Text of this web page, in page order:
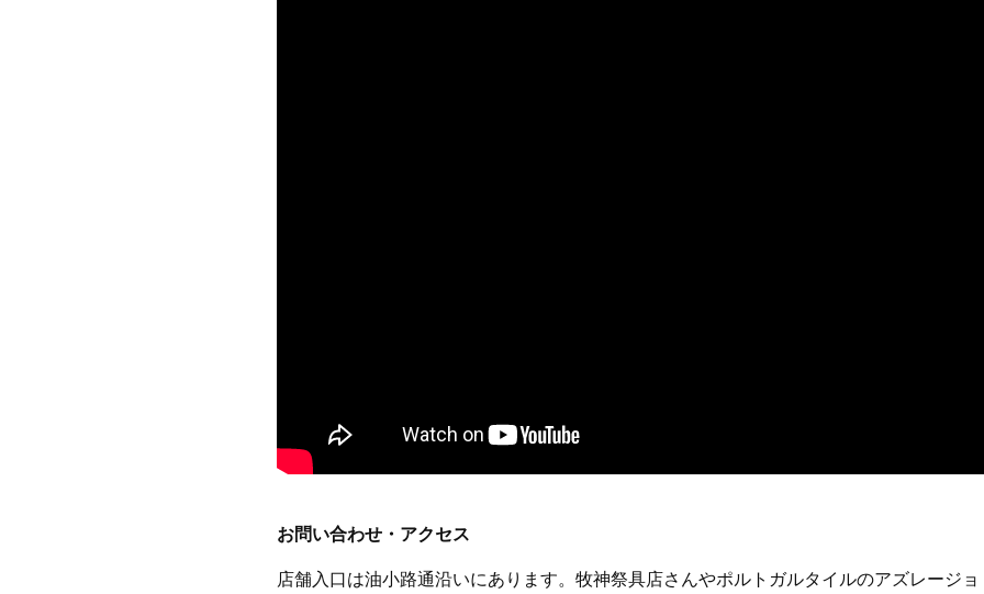
お問い合わせ・アクセス
店舗入口は油小路通沿いにあります。牧神祭具店さんやポルトガルタイルのアズレージ